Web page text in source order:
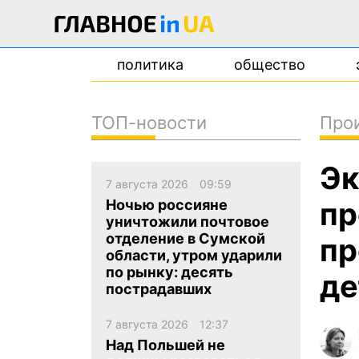
политика общество
ТОП-новости
7 августа 2026 09:59
Ночью россияне
уничтожили почтовое
отделение в Сумской
области, утром ударили
по рынку: десять
пострадавших
7 августа 2026 12:37
Над Польшей не